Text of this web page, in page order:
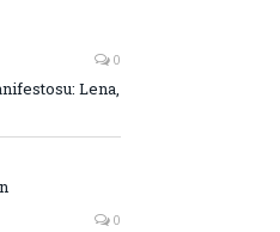
0
Lena,
0